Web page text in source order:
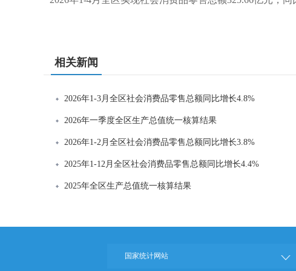
相关新闻
2026年1-3月全区社会消费品零售总额同比增长4.8%
2026年一季度全区生产总值统一核算结果
2026年1-2月全区社会消费品零售总额同比增长3.8%
2025年1-12月全区社会消费品零售总额同比增长4.4%
2025年全区生产总值统一核算结果
国家统计网站